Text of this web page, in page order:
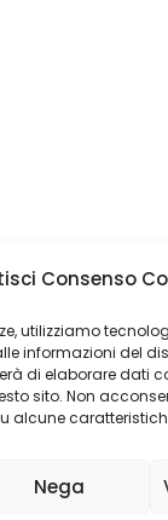
Consenso
utilizziamo
informazioni del
di elaborare dati
sito. Non
alcune
Nega